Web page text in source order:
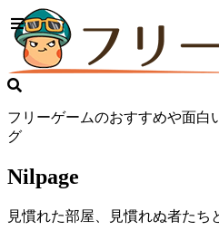
フリーゲームのおすすめや面白
グ
Nilpage
見慣れた部屋、見慣れぬ者たち